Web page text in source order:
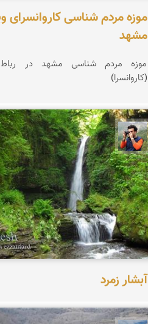
موزه مردم شناسی کاروانسرای
مشهد
موزه مردم شناسی مشهد در رباط
(کاروانسرا)
محمد امین عزتی فرد
آبشار زمرد